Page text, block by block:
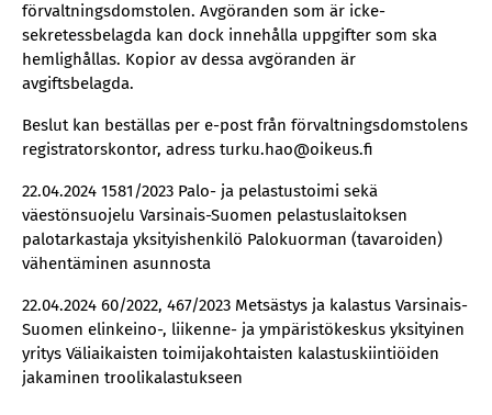
förvaltningsdomstolen. Avgöranden som är icke-
sekretessbelagda kan dock innehålla uppgifter som ska
hemlighållas. Kopior av dessa avgöranden är
avgiftsbelagda.
Beslut kan beställas per e-post från förvaltningsdomstolens
registratorskontor, adress turku.hao@oikeus.fi
22.04.2024 1581/2023 Palo- ja pelastustoimi sekä
väestönsuojelu Varsinais-Suomen pelastuslaitoksen
palotarkastaja yksityishenkilö Palokuorman (tavaroiden)
vähentäminen asunnosta
22.04.2024 60/2022, 467/2023 Metsästys ja kalastus Varsinais-
Suomen elinkeino-, liikenne- ja ympäristökeskus yksityinen
yritys Väliaikaisten toimijakohtaisten kalastuskiintiöiden
jakaminen troolikalastukseen